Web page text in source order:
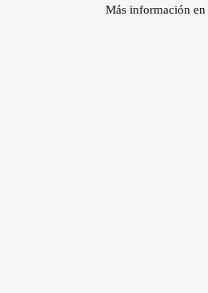
Más información en